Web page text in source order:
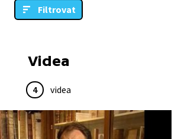
Filtrovat
Videa
4 videa